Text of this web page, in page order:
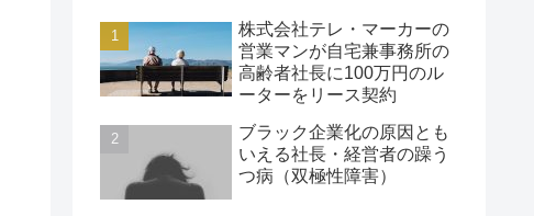
株式会社テレ・マーカーの
営業マンが自宅兼事務所の
高齢者社長に100万円のル
ーターをリース契約
ブラック企業化の原因とも
いえる社長・経営者の躁う
つ病（双極性障害）